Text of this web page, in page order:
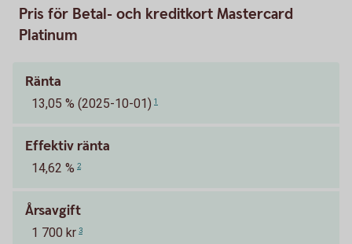
Pris för Betal- och kreditkort Mastercard
Platinum
Ränta
13,05 % (2025-10-01) 1
Effektiv ränta
14,62 % 2
Årsavgift
1 700 kr 3